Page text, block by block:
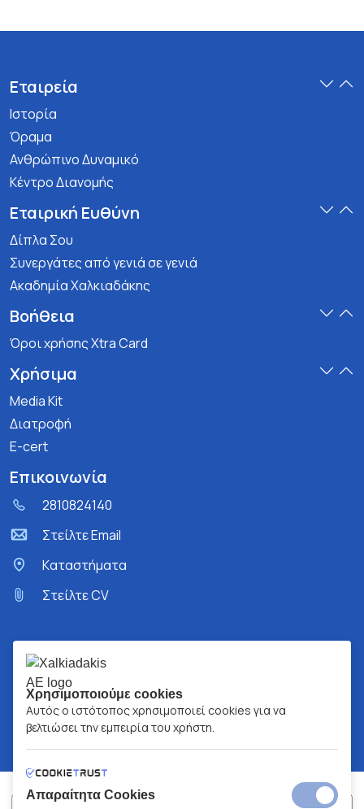
Εταιρεία
Ιστορία
Όραμα
Ανθρώπινο Δυναμικό
Κέντρο Διανομής
Εταιρική Ευθύνη
Δίπλα Σου
Συνεργάτες από γενιά σε γενιά
Ακαδημία Χαλκιαδάκης
Βοήθεια
Όροι χρήσης Xtra Card
Χρήσιμα
Media Kit
Διατροφή
E-cert
Επικοινωνία
2810824140
Στείλτε Email
Kαταστήματα
Στείλτε CV
Χρησιμοποιούμε cookies
Αυτός ο ιστότοπος χρησιμοποιεί cookies για να
βελτιώσει την εμπειρία του χρήστη.
Απαραίτητα Cookies